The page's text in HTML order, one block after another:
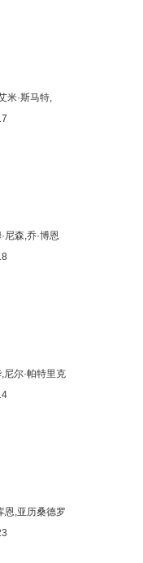
米·斯马特,
尼森,乔·博恩
尼尔·帕特里克
恩,亚历桑德罗